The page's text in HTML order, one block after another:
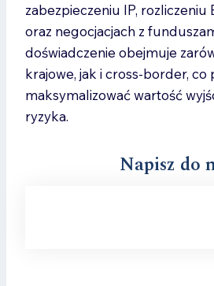
zabezpieczeniu IP, rozliczeniu
oraz negocjacjach z
doświadczenie obejmuje
krajowe, jak i cross-border, co
maksymalizować wartość
ryzyka.
Napisz do